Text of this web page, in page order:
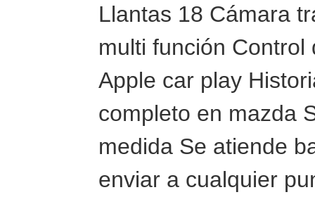
Llantas 18 Cámara
multi función
Apple car play
completo en mazda
medida Se atiende
enviar a cualquier